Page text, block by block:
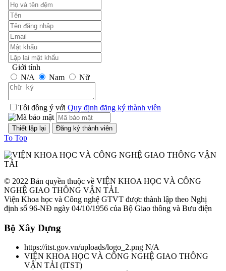
lượt xem: 1246 | lượt tải:1
TCVN 6723:2000
Phương tiện giao thông đường bộ. Ô tô khách cỡ nhỏ. Yêu cầu
về cấu tạo trong công nhận kiểu.
Thời gian đăng: 06/08/2026
lượt xem: 1298 | lượt tải:2
TCVN 6724:20001
Phương tiện giao thông đường bộ. Ô tô khách cỡ lớn. Yêu cầu về
cấu tạo chung trong công nhận kiểu
Thời gian đăng: 06/08/2026
TCVN 6565:2006
Phương tiện giao thông đường bộ. Khí thải nhìn thấy được (khói)
duyệt kiểu
Thời gian đăng: 06/08/2026
lượt xem: 1043 | lượt tải:0
Giới tính
N/A
Nam Nữ
Tôi đồng ý với Quy định đăng ký thành viên
To Top
© 2022 Bản quyền thuộc về VIỆN KHOA HỌC VÀ CÔNG
NGHỆ GIAO THÔNG VẬN TẢI.
Viện Khoa học và Công nghệ GTVT được thành lập theo Nghị
định số 96-NĐ ngày 04/10/1956 của Bộ Giao thông và Bưu điện
Bộ Xây Dựng
https://itst.gov.vn/uploads/logo_2.png N/A
VIỆN KHOA HỌC VÀ CÔNG NGHỆ GIAO THÔNG
VẬN TẢI (ITST)